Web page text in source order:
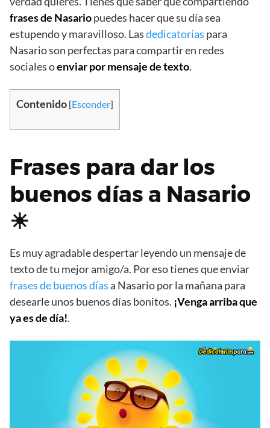
frases de Nasariopuedes hacer que su día sea
estupendo y maravilloso. Lasdedicatorias para
Nasario son perfectas para compartir en redes
sociales oenviar por mensaje de texto.
Contenido [Esconder]
Frases para dar los
buenos días a Nasario
☀
Es muy agradable despertar leyendo un mensaje de
texto de tu mejor amigo/a. Por eso tienes que enviar
frases de buenos díasa Nasario por la mañana para
desearle unos buenos días bonitos. ¡Venga arriba que
ya es de día!.